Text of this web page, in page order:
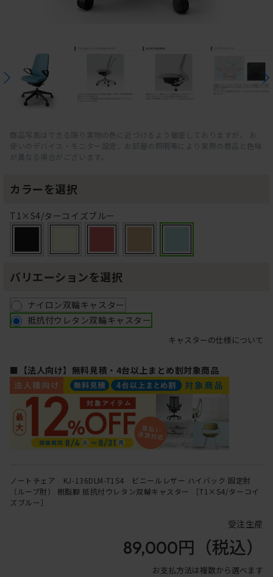
商品写真はできる限り実物の色に近づけるよう徹底しておりますが、 お
使いのデバイス・モニター設定、お部屋の照明等により実際の商品と色味
が異なる場合がございます。
カラーを選択
T1×S4/ターコイズブルー
バリエーションを選択
ナイロン双輪キャスター
抵抗付ウレタン双輪キャスター
キャスターの仕様について
■【法人向け】無料見積・4台以上まとめ割対象商品
ノートチェア KJ-136DLM-T1S4 ビニールレザー ハイバック 固定肘
（ループ肘） 樹脂脚 抵抗付ウレタン双輪キャスター ［T1×S4/ターコイ
ズブルー］
受注生産
89,000円 （税込）
お支払方法は複数から選べます